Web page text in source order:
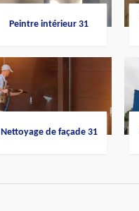
Peintre intérieur 31
Nettoyage de façade 31